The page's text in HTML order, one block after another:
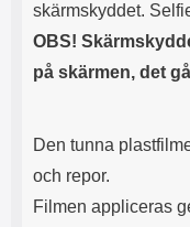
skärmskyddet.
OBS!
på skärmen, det
Den tunna
och repor.
Filmen appliceras